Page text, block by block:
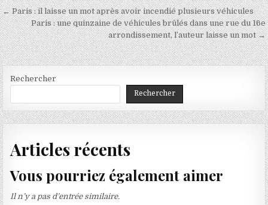
Navigation
de
l’article
← Paris : il laisse un mot après avoir incendié plusieurs véhicules
Paris : une quinzaine de véhicules brûlés dans une rue du 16e
arrondissement, l’auteur laisse un mot →
Rechercher
Rechercher
Articles récents
Vous pourriez également aimer
Il n’y a pas d’entrée similaire.